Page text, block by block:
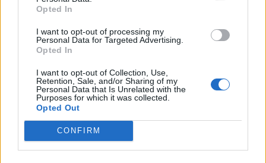
Opted In
I want to opt-out of processing my
Personal Data for Targeted Advertising.
Opted In
I want to opt-out of Collection, Use,
Retention, Sale, and/or Sharing of my
Personal Data that Is Unrelated with the
Purposes for which it was collected.
Opted Out
CONFIRM